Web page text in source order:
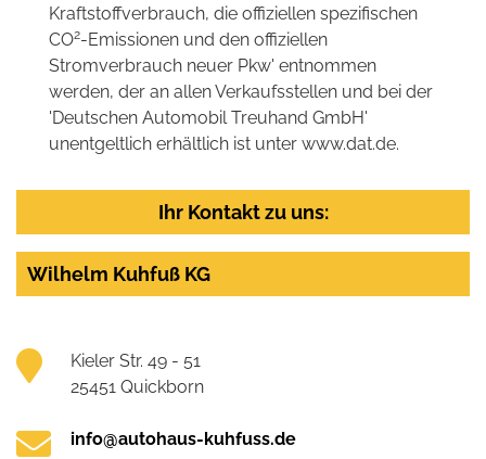
Kraftstoffverbrauch, die offiziellen spezifischen
CO2-Emissionen und den offiziellen
Stromverbrauch neuer Pkw' entnommen
werden, der an allen Verkaufsstellen und bei der
'Deutschen Automobil Treuhand GmbH'
unentgeltlich erhältlich ist unter www.dat.de.
Ihr Kontakt zu uns:
Wilhelm Kuhfuß KG
Kieler Str. 49 - 51
25451 Quickborn
info@autohaus-kuhfuss.de